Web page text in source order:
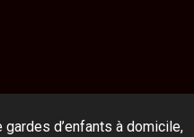
d’enfants à domicile,